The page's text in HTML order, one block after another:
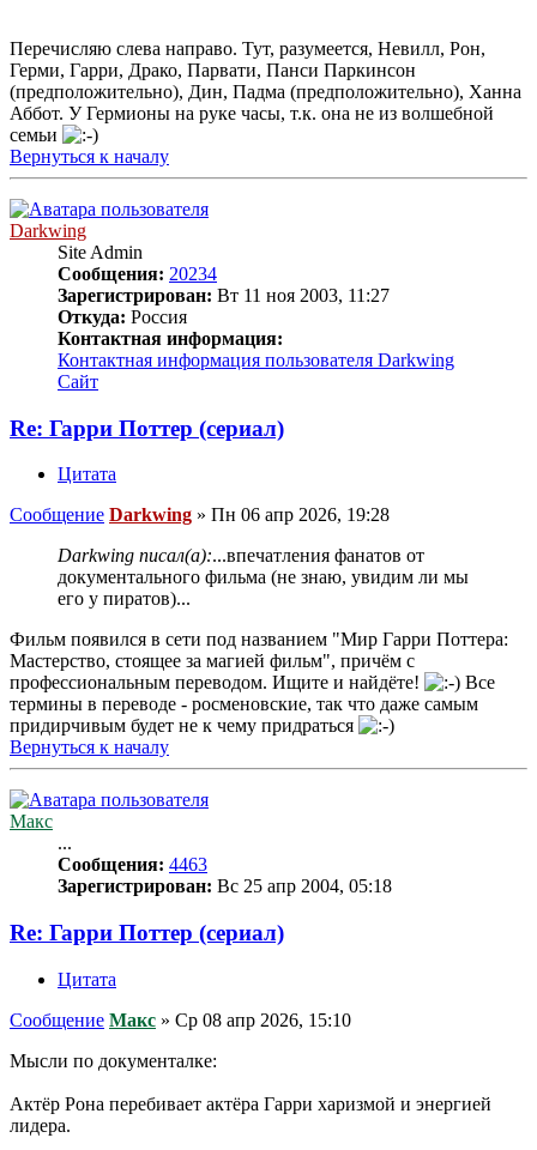
Перечисляю слева направо. Тут, разумеется, Невилл, Рон,
Герми, Гарри, Драко, Парвати, Панси Паркинсон
(предположительно), Дин, Падма (предположительно), Ханна
Аббот. У Гермионы на руке часы, т.к. она не из волшебной
семьи
Вернуться к началу
Darkwing
Site Admin
Сообщения: 20234
Зарегистрирован: Вт 11 ноя 2003, 11:27
Откуда: Россия
Контактная информация:
Контактная информация пользователя Darkwing
Сайт
Re: Гарри Поттер (сериал)
Цитата
Сообщение Darkwing » Пн 06 апр 2026, 19:28
Darkwing писал(а):...впечатления фанатов от
документального фильма (не знаю, увидим ли мы
его у пиратов)...
Фильм появился в сети под названием "Мир Гарри Поттера:
Мастерство, стоящее за магией фильм", причём с
профессиональным переводом. Ищите и найдёте!
Все
термины в переводе - росменовские, так что даже самым
придирчивым будет не к чему придраться
Вернуться к началу
Макс
...
Сообщения: 4463
Зарегистрирован: Вс 25 апр 2004, 05:18
Re: Гарри Поттер (сериал)
Цитата
Сообщение Макс » Ср 08 апр 2026, 15:10
Мысли по документалке:
Актёр Рона перебивает актёра Гарри харизмой и энергией
лидера.